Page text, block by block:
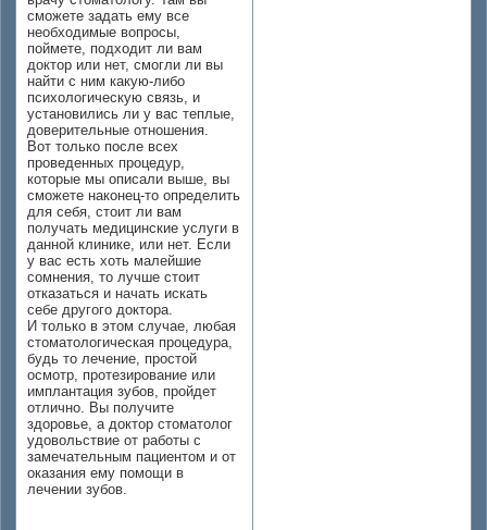
сможете задать ему все
необходимые вопросы,
поймете, подходит ли вам
доктор или нет, смогли ли вы
найти с ним какую-либо
психологическую связь, и
установились ли у вас теплые,
доверительные отношения.
Вот только после всех
проведенных процедур,
которые мы описали выше, вы
сможете наконец-то определить
для себя, стоит ли вам
получать медицинские услуги в
данной клинике, или нет. Если
у вас есть хоть малейшие
сомнения, то лучше стоит
отказаться и начать искать
себе другого доктора.
И только в этом случае, любая
стоматологическая процедура,
будь то лечение, простой
осмотр, протезирование или
имплантация зубов, пройдет
отлично. Вы получите
здоровье, а доктор стоматолог
удовольствие от работы с
замечательным пациентом и от
оказания ему помощи в
лечении зубов.